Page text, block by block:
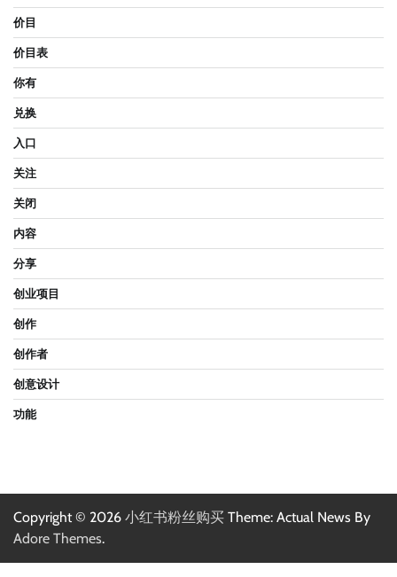
价目
价目表
你有
兑换
入口
关注
关闭
内容
分享
创业项目
创作
创作者
创意设计
功能
Copyright © 2026 小红书粉丝购买 Theme: Actual News By
Adore Themes.